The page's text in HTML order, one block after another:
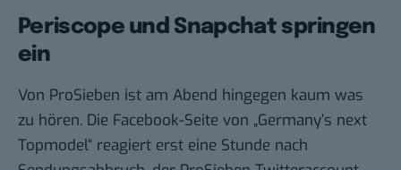
Periscope und Snapchat springen
ein
Von ProSieben ist am Abend hingegen kaum was
zu hören. Die Facebook-Seite von „Germany’s next
Topmodel“ reagiert erst eine Stunde nach